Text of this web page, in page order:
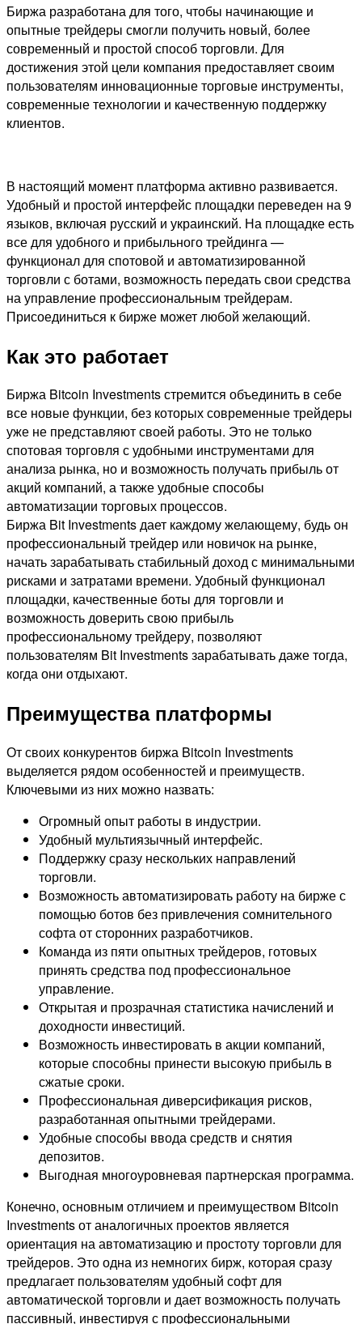
Биржа разработана для того, чтобы начинающие и
опытные трейдеры смогли получить новый, более
современный и простой способ торговли. Для
достижения этой цели компания предоставляет своим
пользователям инновационные торговые инструменты,
современные технологии и качественную поддержку
клиентов.
В настоящий момент платформа активно развивается.
Удобный и простой интерфейс площадки переведен на 9
языков, включая русский и украинский. На площадке есть
все для удобного и прибыльного трейдинга —
функционал для спотовой и автоматизированной
торговли с ботами, возможность передать свои средства
на управление профессиональным трейдерам.
Присоединиться к бирже может любой желающий.
Как это работает
Биржа Bitcoin Investments стремится объединить в себе
все новые функции, без которых современные трейдеры
уже не представляют своей работы. Это не только
спотовая торговля с удобными инструментами для
анализа рынка, но и возможность получать прибыль от
акций компаний, а также удобные способы
автоматизации торговых процессов.
Биржа Bit Investments дает каждому желающему, будь он
профессиональный трейдер или новичок на рынке,
начать зарабатывать стабильный доход с минимальными
рисками и затратами времени. Удобный функционал
площадки, качественные боты для торговли и
возможность доверить свою прибыль
профессиональному трейдеру, позволяют
пользователям Bit Investments зарабатывать даже тогда,
когда они отдыхают.
Преимущества платформы
От своих конкурентов биржа Bitcoin Investments
выделяется рядом особенностей и преимуществ.
Ключевыми из них можно назвать:
Огромный опыт работы в индустрии.
Удобный мультиязычный интерфейс.
Поддержку сразу нескольких направлений
торговли.
Возможность автоматизировать работу на бирже с
помощью ботов без привлечения сомнительного
софта от сторонних разработчиков.
Команда из пяти опытных трейдеров, готовых
принять средства под профессиональное
управление.
Открытая и прозрачная статистика начислений и
доходности инвестиций.
Возможность инвестировать в акции компаний,
которые способны принести высокую прибыль в
сжатые сроки.
Профессиональная диверсификация рисков,
разработанная опытными трейдерами.
Удобные способы ввода средств и снятия
депозитов.
Выгодная многоуровневая партнерская программа.
Конечно, основным отличием и преимуществом Bitcoin
Investments от аналогичных проектов является
ориентация на автоматизацию и простоту торговли для
трейдеров. Это одна из немногих бирж, которая сразу
предлагает пользователям удобный софт для
автоматической торговли и дает возможность получать
пассивный, инвестируя с профессиональными